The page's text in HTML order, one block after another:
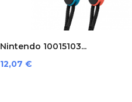
Nintendo 10015103...
Prezzo
12,07 €